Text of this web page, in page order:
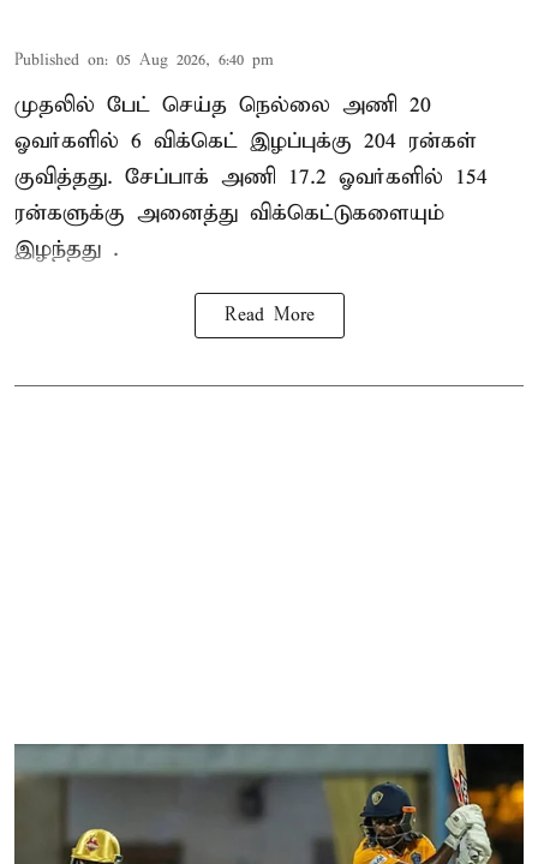
Published on: 05 Aug 2026, 6:40 pm
முதலில் பேட் செய்த நெல்லை அணி 20
ஓவர்களில் 6 விக்கெட் இழப்புக்கு 204 ரன்கள்
குவித்தது. சேப்பாக் அணி 17.2 ஓவர்களில் 154
ரன்களுக்கு அனைத்து விக்கெட்டுகளையும்
இழந்தது .
Read More